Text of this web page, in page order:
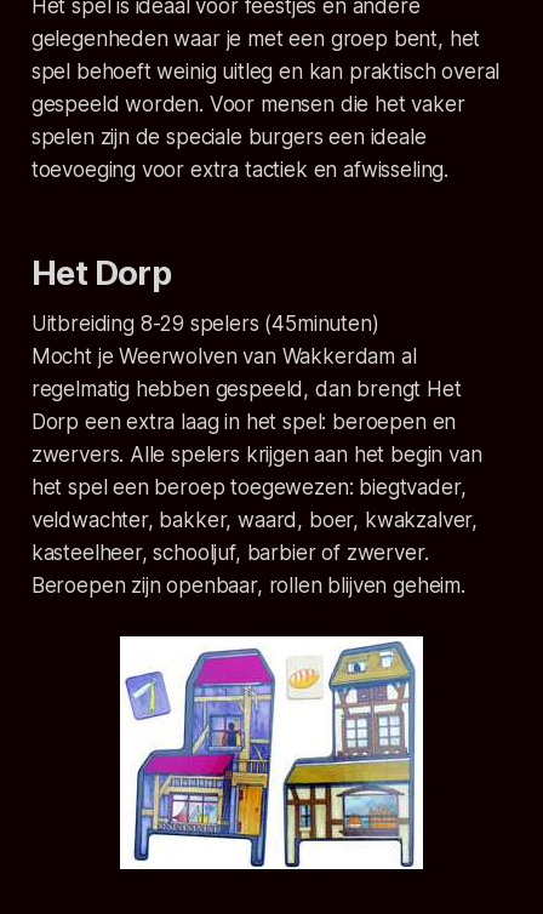
Het spel is ideaal voor feestjes en andere
gelegenheden waar je met een groep bent, het
spel behoeft weinig uitleg en kan praktisch overal
gespeeld worden. Voor mensen die het vaker
spelen zijn de speciale burgers een ideale
toevoeging voor extra tactiek en afwisseling.
Het Dorp
Uitbreiding 8-29 spelers (45minuten)
Mocht je Weerwolven van Wakkerdam al
regelmatig hebben gespeeld, dan brengt Het
Dorp een extra laag in het spel: beroepen en
zwervers. Alle spelers krijgen aan het begin van
het spel een beroep toegewezen: biegtvader,
veldwachter, bakker, waard, boer, kwakzalver,
kasteelheer, schooljuf, barbier of zwerver.
Beroepen zijn openbaar, rollen blijven geheim.